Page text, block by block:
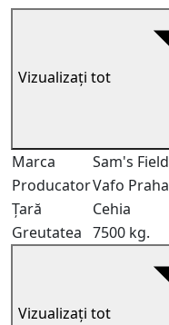
Vizualizați tot
Marca
Sam's Field
ProducatorVafo Praha
Țară
Cehia
Greutatea 7500 kg.
Vizualizați tot